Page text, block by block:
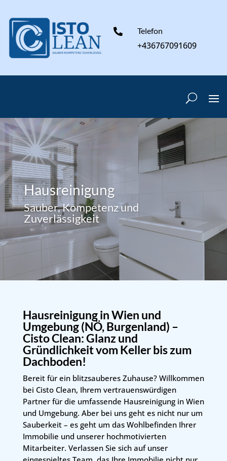
 Telefon
+436767091609
Hausreinigung
Sauber, Kompetenz und
Zuverlässigkeit
Hausreinigung in Wien und
Umgebung (NÖ, Burgenland) –
Cisto Clean: Glanz und
Gründlichkeit vom Keller bis zum
Dachboden!
Bereit für ein blitzsauberes Zuhause? Willkommen
bei Cisto Clean, Ihrem vertrauenswürdigen
Partner für die umfassende Hausreinigung in Wien
und Umgebung. Aber bei uns geht es nicht nur um
Sauberkeit – es geht um das Wohlbefinden Ihrer
Immobilie und unserer hochmotivierten
Mitarbeiter. Verlassen Sie sich auf unser